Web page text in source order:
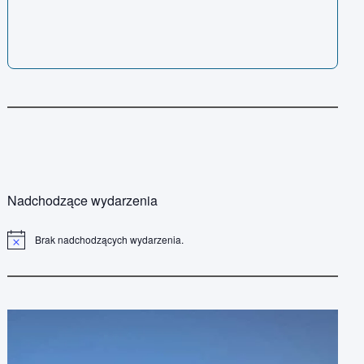
Nadchodzące wydarzenia
P
d
Brak nadchodzących wydarzenia.